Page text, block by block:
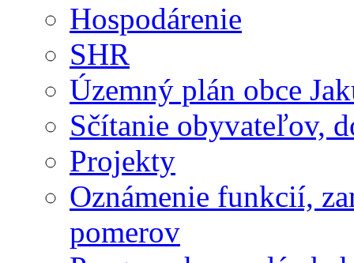
Hospodárenie
SHR
Územný plán obce
Sčítanie obyvateľov,
Projekty
Oznámenie funkcií,
pomerov